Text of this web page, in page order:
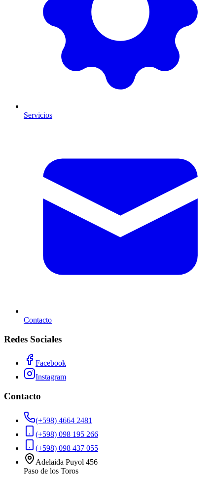
Servicios
Contacto
Redes Sociales
Facebook
Instagram
Contacto
(+598) 4664 2481
(+598) 098 195 266
(+598) 098 437 055
Adelaida Puyol 456
Paso de los Toros